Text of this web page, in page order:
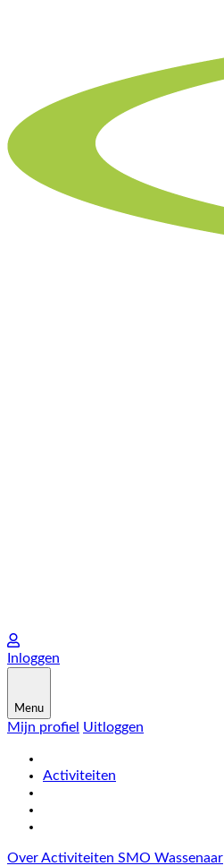
Inloggen
Menu
Mijn profiel Uitloggen
Activiteiten
Over Activiteiten SMO Wassenaar